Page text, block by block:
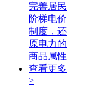
完善居民
阶梯电价
制度，还
原电力的
商品属性
查看更多
>